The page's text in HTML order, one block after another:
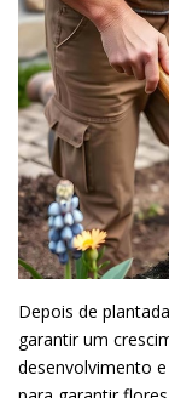
Depois de
garantir um
desenvolvimento